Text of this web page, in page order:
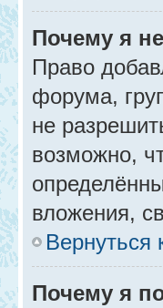
Почему я
Право
форума,
не
возможно,
вложения,
Вернуться
Почему я